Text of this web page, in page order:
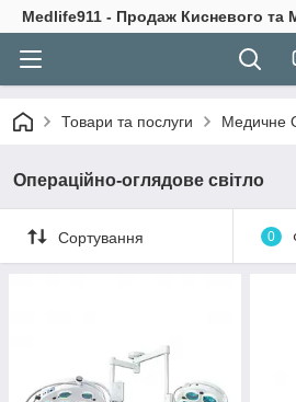
Medlife911 - Продаж Кисневого та
Товари та послуги Медичне
Операційно-оглядове світло
Сортування 0